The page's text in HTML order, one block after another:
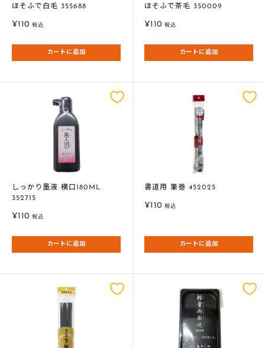
ほそふで白毛 355688
販
価
¥110 税込
カートに追加
ほそふで茶毛 350009
販
価
¥110 税込
カートに追加
しっかり墨液 横口180ML
352715
販
価
¥110 税込
カートに追加
書道用 筆巻 452025
販
格
¥110 税込
カートに追加